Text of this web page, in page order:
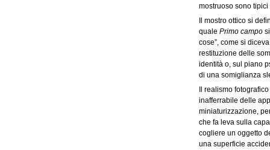
mostruoso sono
Il mostro ottico si
quale Primo campo
cose”, come si
restituzione delle
identità o, sul piano
di una somiglianza
Il realismo
inafferrabile delle
miniaturizzazione,
che fa leva sulla
cogliere un oggetto
una superficie